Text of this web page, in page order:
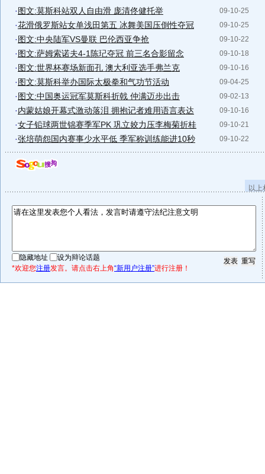
09-10-25
· 图文:莫斯科站双人自由滑 庞清佟健托举
09-10-25
·花滑俄罗斯站女单浅田第五 冰舞美国压倒性夺冠
09-10-22
· 图文:中央陆军VS曼联 巴伦西亚争抢
09-10-18
· 图文:萨姆索诺夫4-1陈玘夺冠 前三名合影留念
09-10-16
· 图文:世界杯赛场新面孔 澳大利亚选手弗兰克
09-04-25
· 图文:莫斯科举办国际太极拳和气功节活动
09-02-13
· 图文:中国奥运冠军莫斯科折戟 仲满迈步出击
09-10-16
·内蒙姑娘开幕式激动落泪 拥抱记者难用语言表达
09-10-21
·女子铅球两世锦赛季军PK 巩立姣力压李梅菊折桂
09-10-22
·张培萌怨国内赛事少水平低 季军称训练能进10秒
以
隐藏地址
设为辩论话题
*欢迎您注册发言。请点击右上角“新用户注册”进行注册！